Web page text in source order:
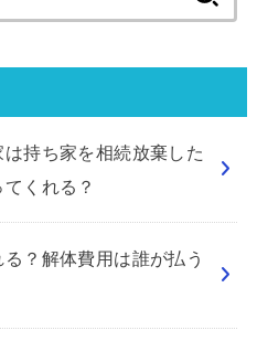
索:
は持ち家を相続放棄した
くれる？
？解体費用は誰が払う